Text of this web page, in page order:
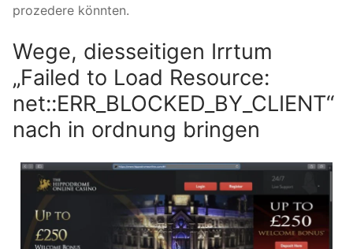
prozedere könnten.
Wege, diesseitigen Irrtum
„Failed to Load Resource:
net::ERR_BLOCKED_BY_CLIENT“
nach in ordnung bringen